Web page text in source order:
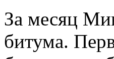
За месяц
битума.